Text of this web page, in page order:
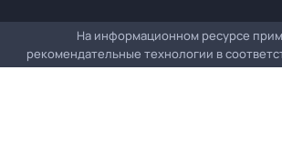
На информационном ресурсе
рекомендательные технологии в